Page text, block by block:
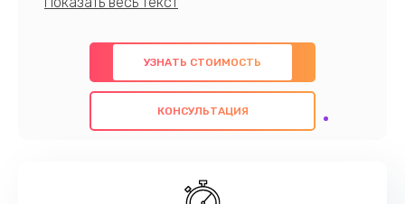
предлагаем быстрый и качественный ремонт с
использованием оригинальных компонентов, а
также гарантируем качество всех
проведенных работ. Наша цель - предоставить
наилучшим образом. Не медлите записаться на
УЗНАТЬ СТОИМОСТЬ
КОНСУЛЬТАЦИЯ